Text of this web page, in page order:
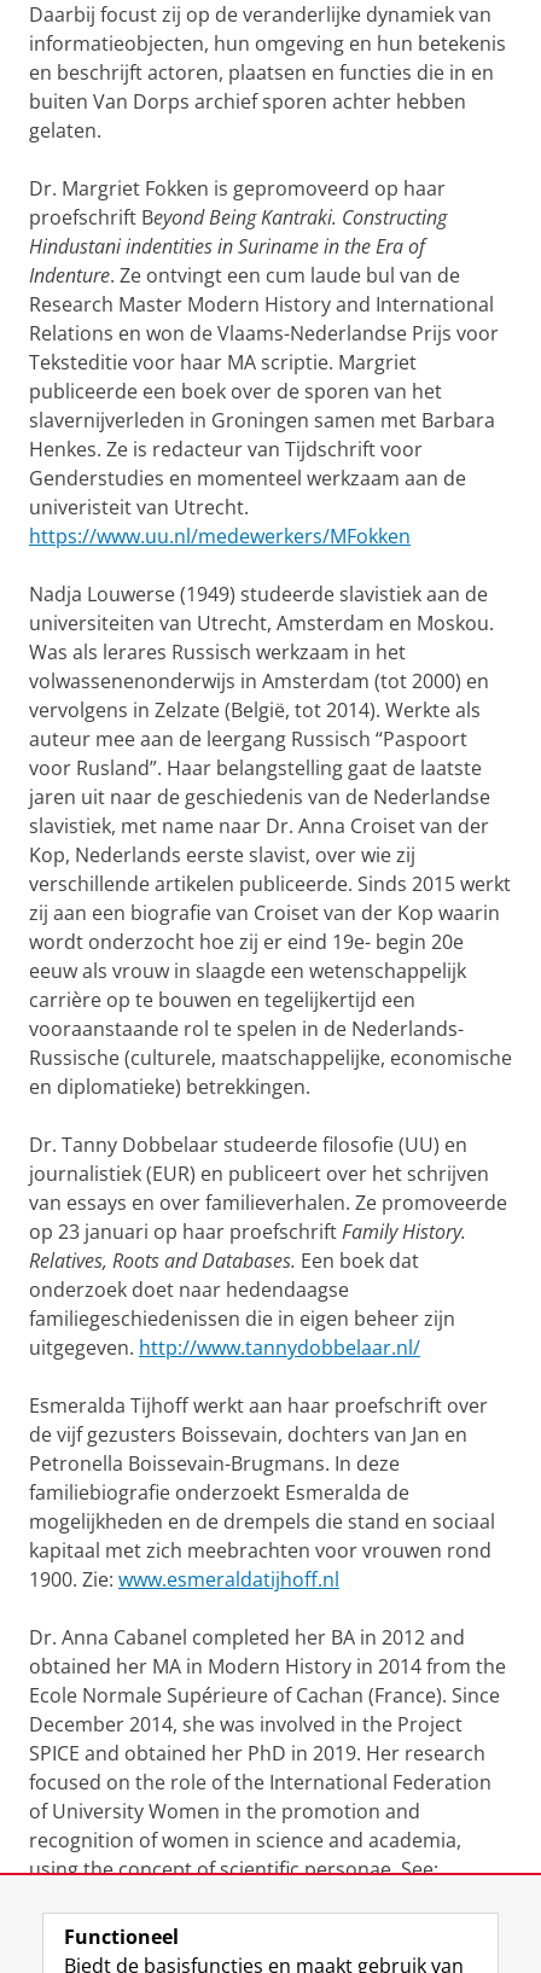
Daarbij focust zij op de veranderlijke dynamiek van
informatieobjecten, hun omgeving en hun betekenis
en beschrijft actoren, plaatsen en functies die in en
buiten Van Dorps archief sporen achter hebben
gelaten.
Dr. Margriet Fokken is gepromoveerd op haar
proefschrift Beyond Being Kantraki. Constructing
Hindustani indentities in Suriname in the Era of
Indenture. Ze ontvingt een cum laude bul van de
Research Master Modern History and International
Relations en won de Vlaams-Nederlandse Prijs voor
Teksteditie voor haar MA scriptie. Margriet
publiceerde een boek over de sporen van het
slavernijverleden in Groningen samen met Barbara
Henkes. Ze is redacteur van Tijdschrift voor
Genderstudies en momenteel werkzaam aan de
univeristeit van Utrecht.
https://www.uu.nl/medewerkers/MFokken
Nadja Louwerse (1949) studeerde slavistiek aan de
universiteiten van Utrecht, Amsterdam en Moskou.
Was als lerares Russisch werkzaam in het
volwassenenonderwijs in Amsterdam (tot 2000) en
vervolgens in Zelzate (België, tot 2014). Werkte als
auteur mee aan de leergang Russisch “Paspoort
voor Rusland”. Haar belangstelling gaat de laatste
jaren uit naar de geschiedenis van de Nederlandse
slavistiek, met name naar Dr. Anna Croiset van der
Kop, Nederlands eerste slavist, over wie zij
verschillende artikelen publiceerde. Sinds 2015 werkt
zij aan een biografie van Croiset van der Kop waarin
wordt onderzocht hoe zij er eind 19e- begin 20e
eeuw als vrouw in slaagde een wetenschappelijk
carrière op te bouwen en tegelijkertijd een
vooraanstaande rol te spelen in de Nederlands-
Russische (culturele, maatschappelijke, economische
en diplomatieke) betrekkingen.
Dr. Tanny Dobbelaar studeerde filosofie (UU) en
journalistiek (EUR) en publiceert over het schrijven
van essays en over familieverhalen. Ze promoveerde
op 23 januari op haar proefschriftFamily History.
Relatives, Roots and Databases. Een boek dat
onderzoek doet naar hedendaagse
familiegeschiedenissen die in eigen beheer zijn
uitgegeven. http://www.tannydobbelaar.nl/
Esmeralda Tijhoff werkt aan haar proefschrift over
de vijf gezusters Boissevain, dochters van Jan en
Petronella Boissevain-Brugmans. In deze
familiebiografie onderzoekt Esmeralda de
mogelijkheden en de drempels die stand en sociaal
kapitaal met zich meebrachten voor vrouwen rond
1900. Zie: www.esmeraldatijhoff.nl
Dr. Anna Cabanel completed her BA in 2012 and
obtained her MA in Modern History in 2014 from the
Ecole Normale Supérieure of Cachan (France). Since
December 2014, she was involved in the Project
SPICE and obtained her PhD in 2019. Her research
focused on the role of the International Federation
of University Women in the promotion and
recognition of women in science and academia,
using the concept of scientific personae. See:
Laatst gewijzigd: 31 mei 2023 07:36
Functioneel
Biedt de basisfuncties en maakt gebruik van